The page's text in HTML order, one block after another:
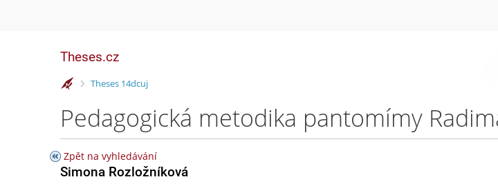
Theses.cz
>
Theses 14dcuj
Pedagogická metodika pantomímy
Zpět na vyhledávání
Simona Rozložníková